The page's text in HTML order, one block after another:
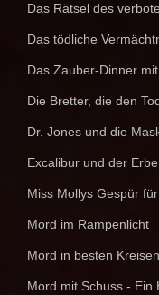
Das Rätsel des
Das tödliche
Das Zauber-Dinner
Die Bretter, die den
Dr. Jones und die
Excalibur und der
Miss Mollys Gespür
Mord im Rampenlicht
Mord in besten Kreisen
Mord mit Schuss - Ein